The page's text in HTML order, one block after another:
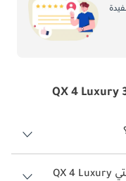
ما هو معدل استهلاك الوقود في إنفينيتي QX 4 Luxury